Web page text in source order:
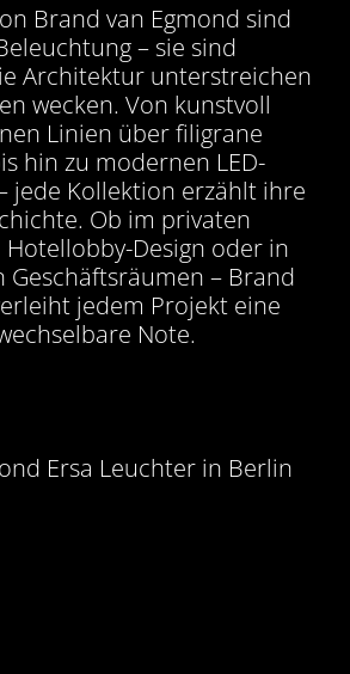
Brand van Egmond sind
– sie sind
Architektur unterstreichen
wecken. Von kunstvoll
Linien über filigrane
hin zu modernen LED-
jede Kollektion erzählt ihre
Ob im privaten
Design oder in
Geschäftsräumen – Brand
jedem Projekt eine
Note.